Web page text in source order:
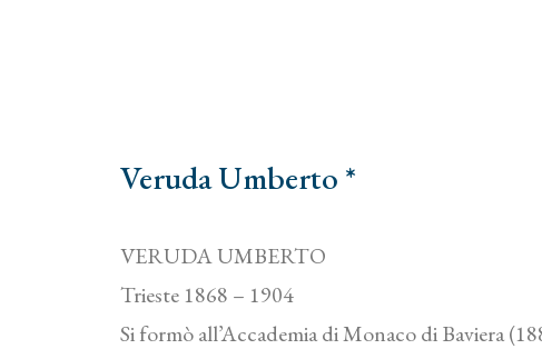
Veruda Umberto *
VERUDA UMBERTO
Trieste 1868 – 1904
Si formò all’Accademia di Monaco di Baviera